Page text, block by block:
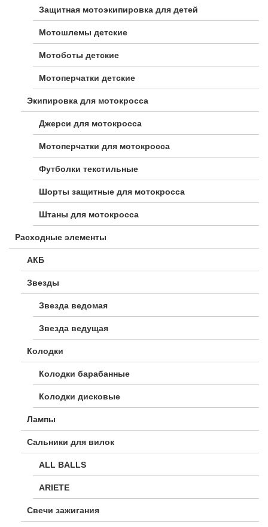
Защитная мотоэкипировка для детей
Мотошлемы детские
Мотоботы детские
Мотоперчатки детские
Экипировка для мотокросса
Джерси для мотокросса
Мотоперчатки для мотокросса
Футболки текстильные
Шорты защитные для мотокросса
Штаны для мотокросса
Расходные элементы
АКБ
Звезды
Звезда ведомая
Звезда ведущая
Колодки
Колодки барабанные
Колодки дисковые
Лампы
Сальники для вилок
ALL BALLS
ARIETE
Свечи зажигания